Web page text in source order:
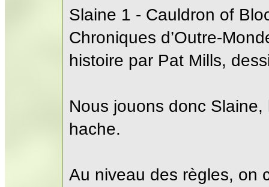
Slaine 1 - Cauldron of
Chroniques d’Outre-
histoire par Pat Mills,
Nous jouons donc
hache.
Au niveau des règles, on